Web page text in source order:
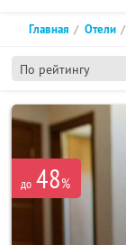
По рейтингу
Главная Отели
до 48%